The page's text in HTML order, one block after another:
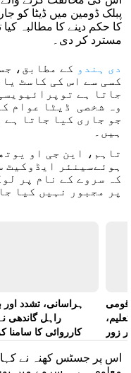
پبلک ڈومین میں ڈیٹا کو
کا حکم دینے کا مطالبہ
مسترد کر دی۔
دی ہندو کے مطابق،
کسی سے اس کی کاسٹ
جاتا ہے
وہ شخصی ڈیٹا عوام
جو جاری کیا جاتا
ہیں۔
تاہم، این جی او
ہوئےسینئر ایڈوکیٹ
کہ سروے کے نام پر
پر مجبور نہیں کیا جا
ہراسانی، تشدد اور
راہل گاندھی
کارروائی کا سامنا
قومی
زور
اس پر جسٹس کھنہ نے